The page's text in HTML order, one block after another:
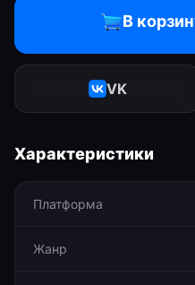
В
VK
Характеристики
Платформа
Жанр